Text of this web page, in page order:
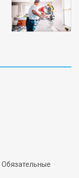
Обязательные